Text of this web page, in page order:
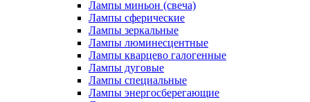
Лампы миньон (свеча)
Лампы сферические
Лампы зеркальные
Лампы люминесцентные
Лампы кварцево галогенные
Лампы дуговые
Лампы специальные
Лампы энергосберегающие